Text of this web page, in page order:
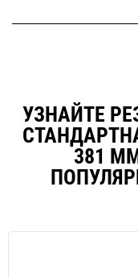
УЗНАЙТЕ
381